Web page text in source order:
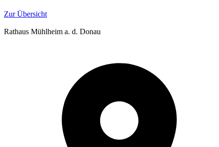
Zur Übersicht
Rathaus Mühlheim a. d. Donau